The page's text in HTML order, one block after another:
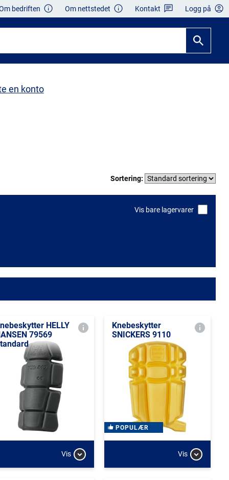
bedriften Om nettstedet Kontakt Logg på
en konto
Sortering:
Vis bare lagervarer
HELLY
79569
Vis
Knebeskytter
SNICKERS 9110
POPULÆR
Vis